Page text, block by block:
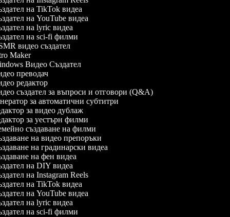
на TikTok видеа
на YouTube видеа
на lyric видеа
на sci-fi филми
видео създател
Maker
Видео Създател
преводач
редактор
създател за въпроси и отговори (Q&A)
за автоматични субтитри
за видео дублаж
за уестърн филми
създаване на филми
на видео препоръки
на градинарски видеа
на фен видеа
на DIY видеа
на Instagram Reels
на TikTok видеа
на YouTube видеа
на lyric видеа
на sci-fi филми